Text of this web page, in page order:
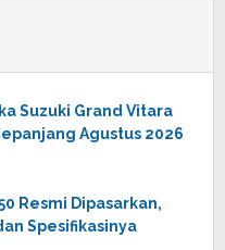
Suzuki Grand Vitara
Agustus 2026
Resmi Dipasarkan,
Spesifikasinya